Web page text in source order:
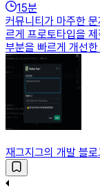
15분
커뮤니티가 마주한
르게 프로토타입을
부분을 빠르게 개선
재그지그의 개발 블로